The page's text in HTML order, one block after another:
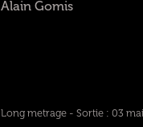
Alain Gomis
Long metrage - Sortie : 03